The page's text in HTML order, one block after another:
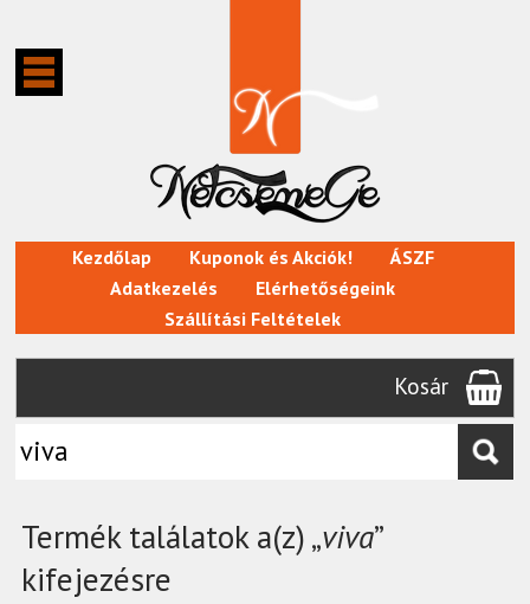
Kezdőlap Kuponok és Akciók!
ÁSZF
Adatkezelés
Elérhetőségeink
Szállítási Feltételek
Kosár
Termék találatok a(z) „viva”
kifejezésre